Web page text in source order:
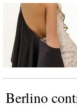
Berlino